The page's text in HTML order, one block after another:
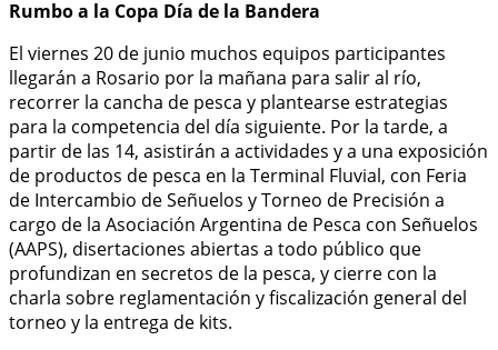
Rumbo a la Copa Día de la Bandera
El viernes 20 de junio muchos equipos participantes
llegarán a Rosario por la mañana para salir al río,
recorrer la cancha de pesca y plantearse estrategias
para la competencia del día siguiente. Por la tarde, a
partir de las 14, asistirán a actividades y a una exposición
de productos de pesca en la Terminal Fluvial, con Feria
de Intercambio de Señuelos y Torneo de Precisión a
cargo de la Asociación Argentina de Pesca con Señuelos
(AAPS), disertaciones abiertas a todo público que
profundizan en secretos de la pesca, y cierre con la
charla sobre reglamentación y fiscalización general del
torneo y la entrega de kits.